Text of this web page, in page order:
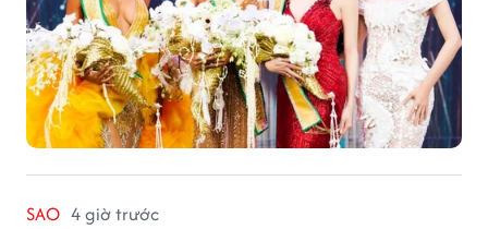
SAO 4 giờ trước